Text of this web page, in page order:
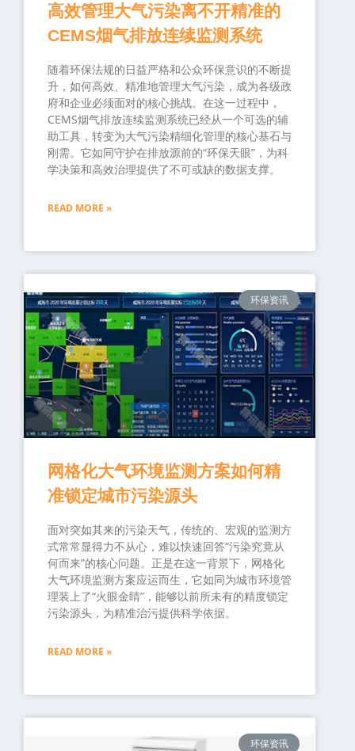
高效管理大气污染离不开精准的
CEMS烟气排放连续监测系统
随着环保法规的日益严格和公众环保意识的不断提
升，如何高效、精准地管理大气污染，成为各级政
府和企业必须面对的核心挑战。在这一过程中，
CEMS烟气排放连续监测系统已经从一个可选的辅
助工具，转变为大气污染精细化管理的核心基石与
刚需。它如同守护在排放源前的“环保天眼”，为科
学决策和高效治理提供了不可或缺的数据支撑。
READ MORE »
环保资讯
网格化大气环境监测方案如何精
准锁定城市污染源头
面对突如其来的污染天气，传统的、宏观的监测方
式常常显得力不从心，难以快速回答“污染究竟从
何而来”的核心问题。正是在这一背景下，网格化
大气环境监测方案应运而生，它如同为城市环境管
理装上了“火眼金睛”，能够以前所未有的精度锁定
污染源头，为精准治污提供科学依据。
READ MORE »
环保资讯